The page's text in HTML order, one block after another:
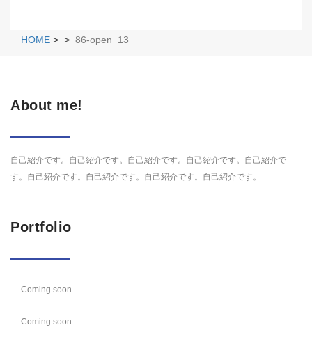
HOME > > 86-open_13
About me!
自己紹介です。自己紹介です。自己紹介です。自己紹介です。自己紹介で
す。自己紹介です。自己紹介です。自己紹介です。自己紹介です。
Portfolio
Coming soon...
Coming soon...